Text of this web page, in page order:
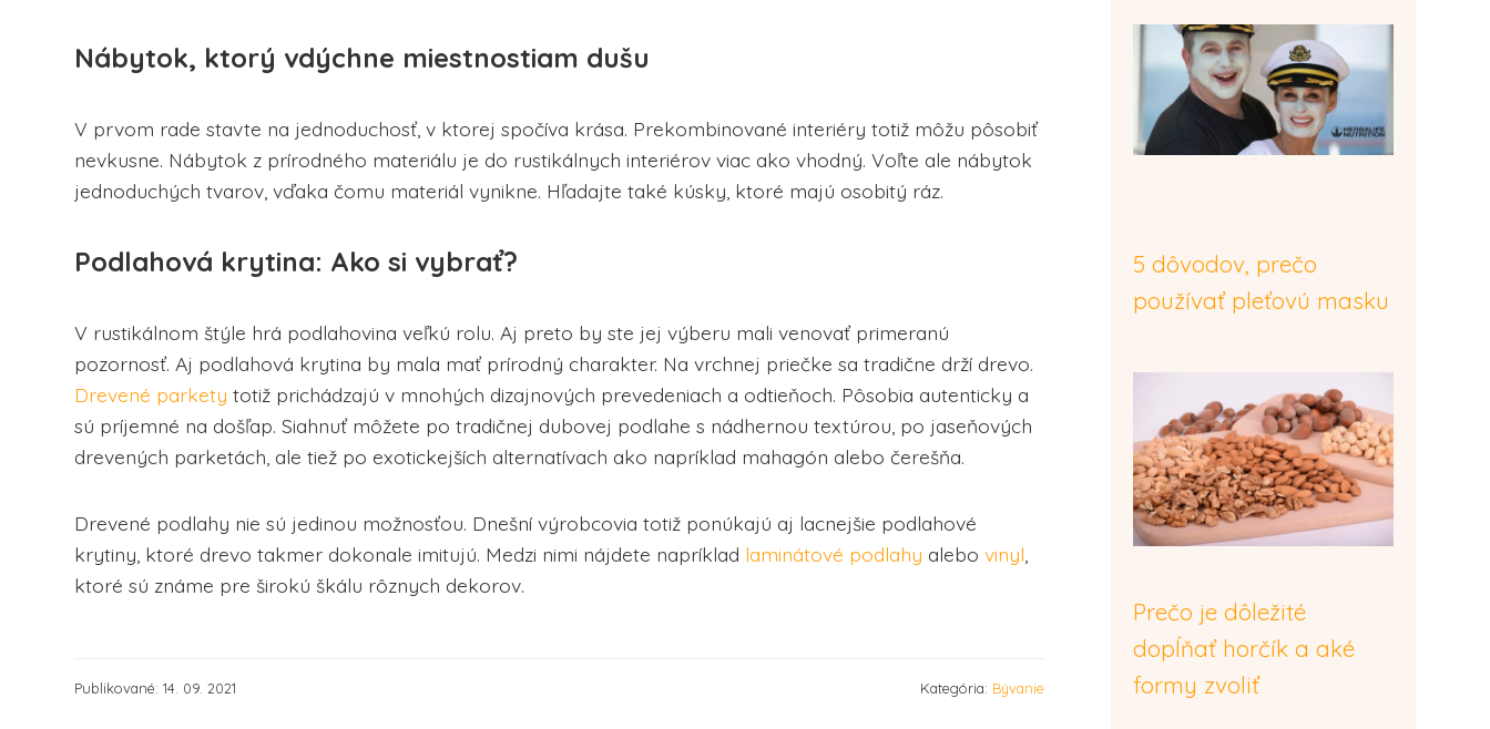
Nábytok, ktorý vdýchne miestnostiam dušu
V prvom rade stavte na jednoduchosť, v ktorej spočíva krása. Prekombinované interiéry totiž môžu pôsobiť
nevkusne. Nábytok z prírodného materiálu je do rustikálnych interiérov viac ako vhodný. Voľte ale nábytok
jednoduchých tvarov, vďaka čomu materiál vynikne. Hľadajte také kúsky, ktoré majú osobitý ráz.
Podlahová krytina: Ako si vybrať?
V rustikálnom štýle hrá podlahovina veľkú rolu. Aj preto by ste jej výberu mali venovať primeranú
pozornosť. Aj podlahová krytina by mala mať prírodný charakter. Na vrchnej priečke sa tradične drží drevo.
Drevené parkety totiž prichádzajú v mnohých dizajnových prevedeniach a odtieňoch. Pôsobia autenticky a
sú príjemné na došľap. Siahnuť môžete po tradičnej dubovej podlahe s nádhernou textúrou, po jaseňových
drevených parketách, ale tiež po exotickejších alternatívach ako napríklad mahagón alebo čerešňa.
Drevené podlahy nie sú jedinou možnosťou. Dnešní výrobcovia totiž ponúkajú aj lacnejšie podlahové
krytiny, ktoré drevo takmer dokonale imitujú. Medzi nimi nájdete napríklad laminátové podlahy alebo vinyl
ktoré sú známe pre širokú škálu rôznych dekorov.
Publikované: 14. 09. 2021 Kategória: Bývanie
5 dôvodov, prečo
používať pleťovú masku
Prečo je dôležité
dopĺňať horčík a aké
formy zvoliť